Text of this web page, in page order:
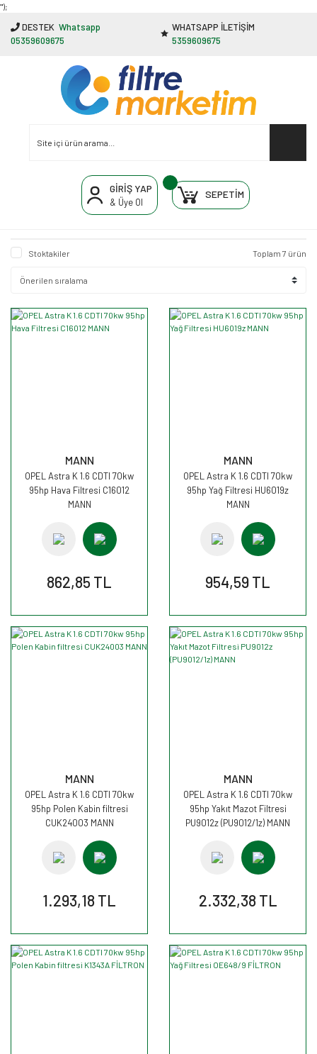
"');
DESTEK Whatsapp
05359609675
WHATSAPP İLETİŞİM
5359609675
GİRİŞ YAP
& Üye Ol
SEPETİM
Stoktakiler Toplam 7 ürün
MANN
OPEL Astra K 1.6 CDTI 70kw
95hp Hava Filtresi C16012
MANN
862,85 TL
MANN
OPEL Astra K 1.6 CDTI 70kw
95hp Yağ Filtresi HU6019z
MANN
954,59 TL
MANN
OPEL Astra K 1.6 CDTI 70kw
95hp Polen Kabin filtresi
CUK24003 MANN
1.293,18 TL
MANN
OPEL Astra K 1.6 CDTI 70kw
95hp Yakıt Mazot Filtresi
PU9012z (PU9012/1z) MANN
2.332,38 TL